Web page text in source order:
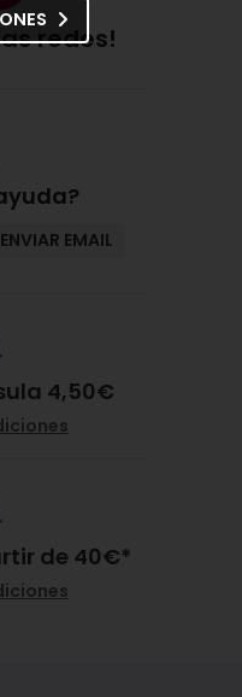
redes!
ENVIAR EMAIL
4,50€
de 40€*